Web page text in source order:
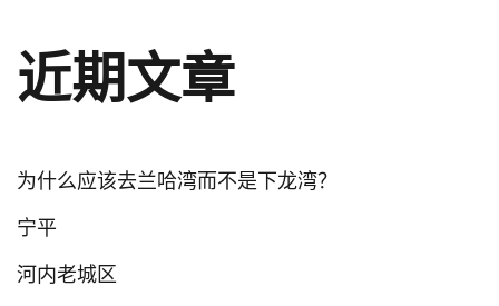
近期文章
为什么应该去兰哈湾而不是下龙湾？
宁平
河内老城区